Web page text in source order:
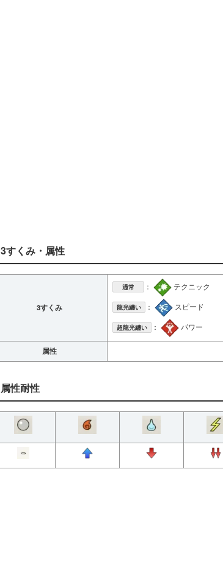
3すくみ・属性
3すくみ
通常 ： テクニック
龍光纏い ： スピード
超龍光纏い ： パワー
属性
属性耐性